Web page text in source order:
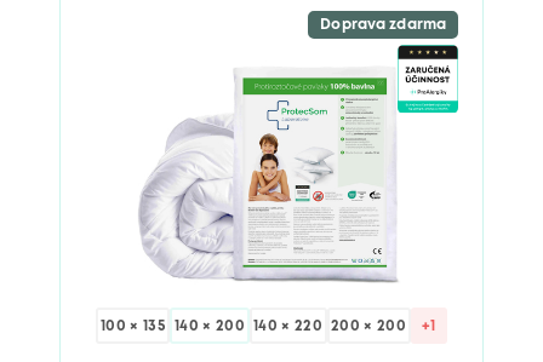
Doprava zdarma
100 × 135 140 × 200 140 × 220 200 × 200 +1